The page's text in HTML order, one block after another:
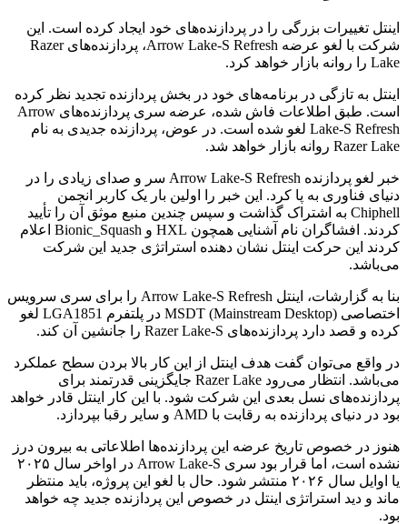
اینتل تغییرات بزرگی را در پردازنده‌های خود ایجاد کرده است. این
شرکت با لغو عرضه Arrow Lake-S Refresh، پردازنده‌های Razer
Lake را روانه بازار خواهد کرد.
اینتل به تازگی در برنامه‌های خود در بخش پردازنده تجدید نظر کرده
است. طبق اطلاعات فاش شده، عرضه سری پردازنده‌های Arrow
Lake-S Refresh لغو شده است. در عوض، پردازنده جدیدی به نام
Razer Lake روانه بازار خواهد شد.
خبر لغو پردازنده Arrow Lake-S Refresh سر و صدای زیادی را در
دنیای فناوری به پا کرد. این خبر را اولین بار یک کاربر انجمن
Chiphell به اشتراک گذاشت و سپس چندین منبع موثق آن را تأیید
کردند. افشاگران نام آشنایی همچون HXL و Bionic_Squash اعلام
کردند این حرکت اینتل نشان دهنده استراتژی جدید این شرکت
می‌باشد.
بنا به گزارشات، اینتل Arrow Lake-S Refresh را برای سری سرویس
اختصاصی MSDT (Mainstream Desktop) در پلتفرم LGA1851 لغو
کرده و قصد دارد پردازنده‌های Razer Lake-S را جانشین آن کند.
در واقع می‌توان گفت هدف اینتل از این کار بالا بردن سطح عملکرد
می‌باشد. انتظار می‌رود Razer Lake جایگزینی قدرتمند برای
پردازنده‌های نسل بعدی این شرکت شود. با این کار اینتل قادر خواهد
بود در دنیای پردازنده به رقابت با AMD و سایر رقبا بپردازد.
هنوز در خصوص تاریخ عرضه این پردازنده‌ها اطلاعاتی به بیرون درز
نشده است، اما قرار بود سری Arrow Lake-S در اواخر سال ۲۰۲۵
یا اوایل سال ۲۰۲۶ منتشر شود. حال با لغو این پروژه، باید منتظر
ماند و دید استراتژی اینتل در خصوص این پردازنده جدید چه خواهد
بود.